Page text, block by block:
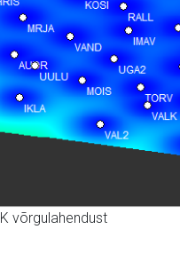
võrgulahendust